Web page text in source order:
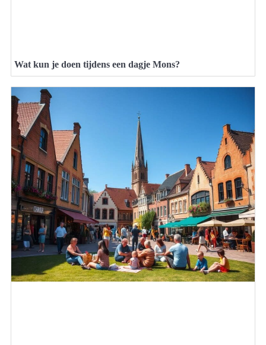
Wat kun je doen tijdens een dagje Mons?